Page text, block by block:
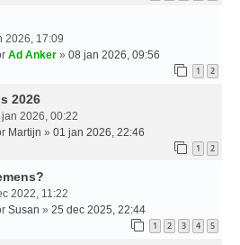
2026, 17:09
Ad Anker » 08 jan 2026, 09:56
1 2
2026
2026, 00:22
Martijn » 01 jan 2026, 22:46
1 2
2022, 11:22
Susan » 25 dec 2025, 22:44
1 2 3 4 5